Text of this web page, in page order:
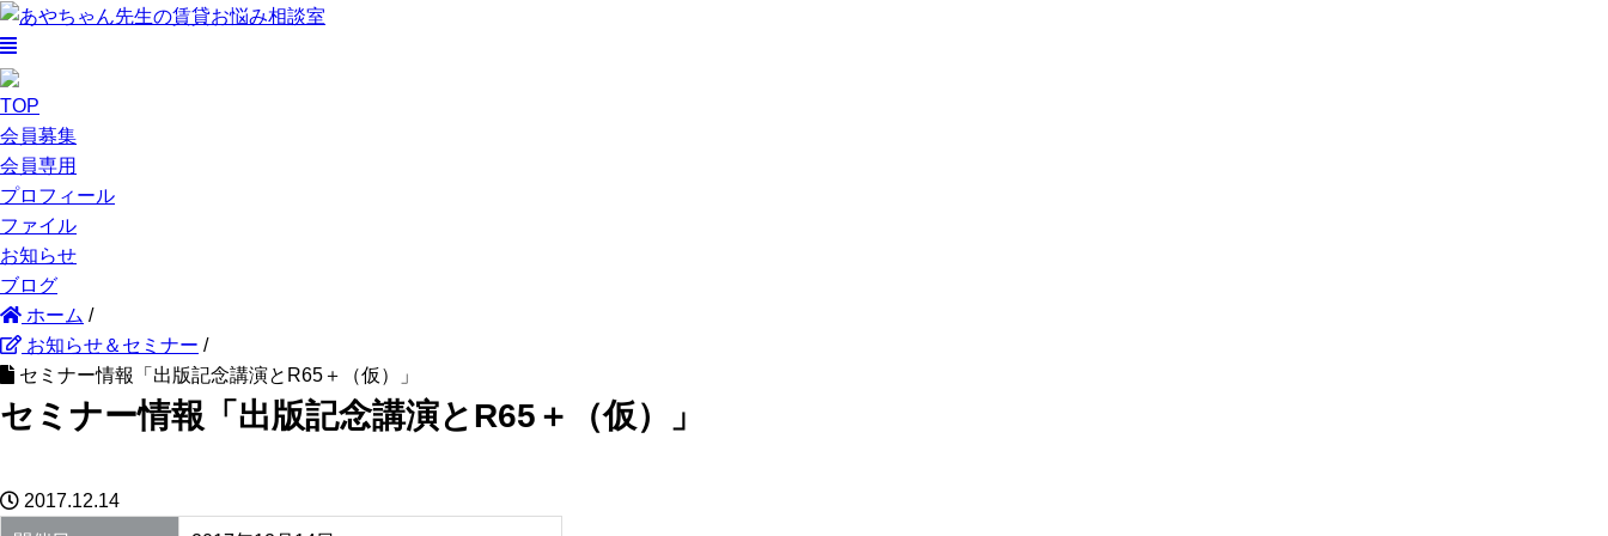
TOP
会員募集
会員専用
プロフィール
ファイル
お知らせ
ブログ
ホーム /
お知らせ＆セミナー /
セミナー情報「出版記念講演とR65＋（仮）」
セミナー情報「出版記念講演とR65＋（仮）」
2017.12.14